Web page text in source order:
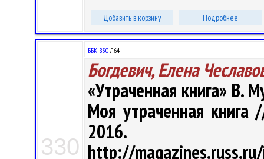
Добавить в корзину Подробнее
330
ББК 83.0Л64
Богдевич, Елена
«Утраченная книга» В.
Моя утраченная
2016.
http://